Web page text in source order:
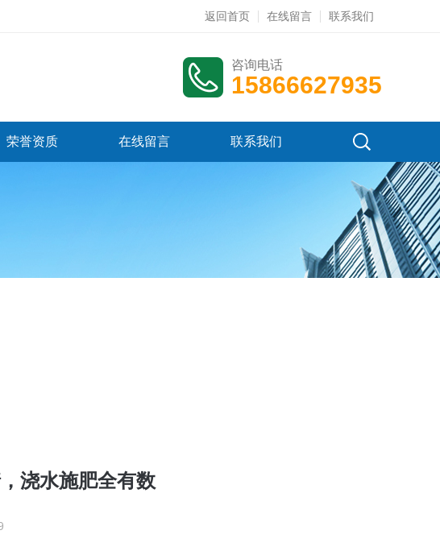
返回首页 在线留言 联系我们
咨询电话
15866627935
荣誉资质 在线留言 联系我们
浇水施肥全有数